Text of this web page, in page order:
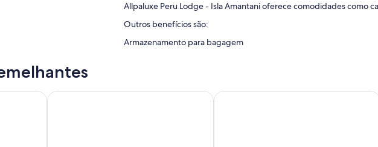
Allpaluxe Peru Lodge - Isla Amantani oferece comodidades como
Outros benefícios são:
Armazenamento para bagagem
Hotel Titicaca Dora Casa Andina Premium Puno